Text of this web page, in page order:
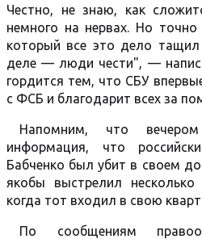
Честно, не знаю, как
немного на нервах. Но точно
который все это дело тащил
деле — люди чести", —
гордится тем, что СБУ
с ФСБ и благодарит всех за
Напомним, что
информация, что
Бабченко был убит в своем
якобы выстрелил
когда тот входил в свою
По сообщениям